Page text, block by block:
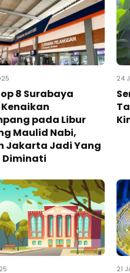
8 Surabaya
pada Libur
Maulid Nabi,
Jakarta Jadi Yang
Diminati
24
21